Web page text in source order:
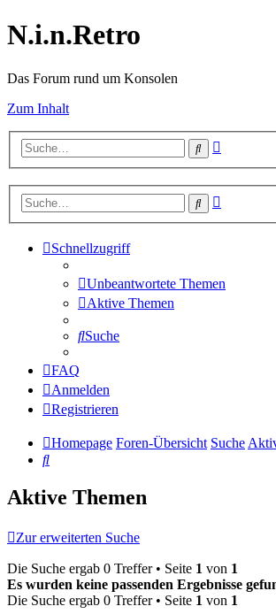
N.i.n.Retro
Das Forum rund um Konsolen
Zum Inhalt
Suche
Suche
Schnellzugriff
Unbeantwortete Themen
Aktive Themen
Suche
FAQ
Anmelden
Registrieren
Homepage Foren-Übersicht Suche
Suche
Aktive Themen
Zur erweiterten Suche
Die Suche ergab 0 Treffer • Seite 1 von 1
Es wurden keine passenden Ergebnisse
Die Suche ergab 0 Treffer • Seite 1 von 1